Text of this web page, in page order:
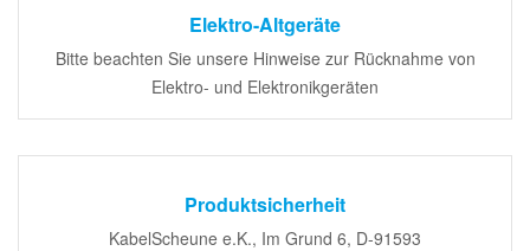
Elektro-Altgeräte
Bitte beachten Sie unsere Hinweise zur Rücknahme von
Elektro- und Elektronikgeräten
Produktsicherheit
KabelScheune e.K., Im Grund 6, D-91593